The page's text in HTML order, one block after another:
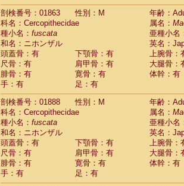
剖検番号：01863
性別：M
年齢：
科名：Cercopithecidae
属名：
種小名： fuscata
亜種小名
和名：ニホンザル
英名：
頭蓋骨：有
下顎骨：有
上腕骨：
尺骨：有
肩甲骨：有
大腿骨：
腓骨：有
寛骨：有
体幹：有
手：有
足：有
剖検番号：01888
性別：M
年齢：
科名：Cercopithecidae
属名：
種小名： fuscata
亜種小名
和名：ニホンザル
英名：
頭蓋骨：有
下顎骨：有
上腕骨：
尺骨：有
肩甲骨：有
大腿骨：
腓骨：有
寛骨：有
体幹：有
手：有
足：有